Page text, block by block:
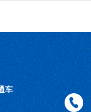
车